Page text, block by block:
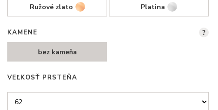
Ružové zlato Platina
KAMENE
bez kameňa
?
VEĽKOSŤ PRSTEŇA